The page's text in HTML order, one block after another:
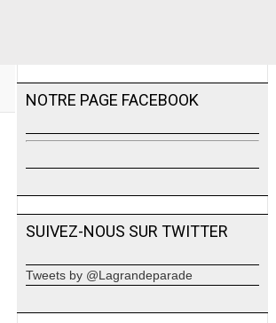
NOTRE PAGE FACEBOOK
SUIVEZ-NOUS SUR TWITTER
Tweets by @Lagrandeparade